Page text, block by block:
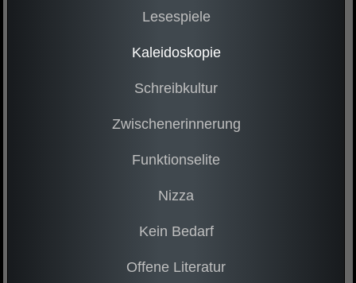
Lesespiele
Kaleidoskopie
Schreibkultur
Zwischenerinnerung
Funktionselite
Nizza
Kein Bedarf
Offene Literatur